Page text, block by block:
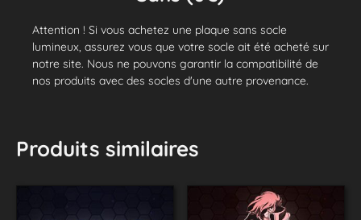
Attention ! Si vous achetez une plaque sans socle
lumineux, assurez vous que votre socle ait été acheté sur
notre site. Nous ne pouvons garantir la compatibilité de
nos produits avec des socles d'une autre provenance.
Produits similaires